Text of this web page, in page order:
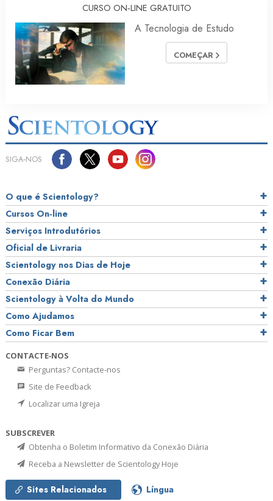
CURSO ON‑LINE GRATUITO
A Tecnologia de Estudo
COMEÇAR
SIGA‑NOS
O que é Scientology?
Cursos On‑line
Serviços Introdutórios
Oficial de Livraria
Scientology nos Dias de Hoje
Conexão Diária
Scientology à Volta do Mundo
Como Ajudamos
Como Ficar Bem
CONTACTE‑NOS
Perguntas? Contacte‑nos
Site de Feedback
Localizar uma Igreja
SUBSCREVER
Obtenha o Boletim Informativo da Conexão Diária
Receba a Newsletter de Scientology Hoje
Sites Relacionados Língua